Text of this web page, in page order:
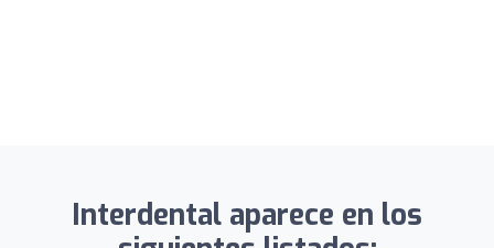
Interdental aparece en los